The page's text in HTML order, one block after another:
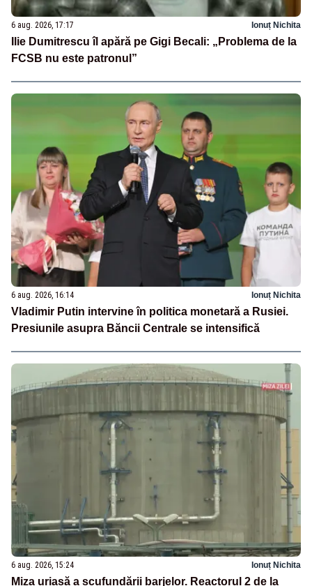
6 aug. 2026, 17:17 Ionuț Nichita
Ilie Dumitrescu îl apără pe Gigi Becali: „Problema de la
FCSB nu este patronul”
6 aug. 2026, 16:14 Ionuț Nichita
Vladimir Putin intervine în politica monetară a Rusiei.
Presiunile asupra Băncii Centrale se intensifică
6 aug. 2026, 15:24 Ionuț Nichita
Miza uriașă a scufundării barjelor. Reactorul 2 de la